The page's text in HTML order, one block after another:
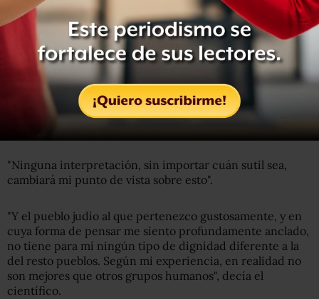
Central Press
El pensamiento de Einstein sobre la religión estuvo muy
influenciado por la obra del filósofo Baruch Spinoza.
"Ninguna interpretación, sin importar cuán sutil sea,
cambiará mi punto de vista sobre esto".
"Y el pueblo judío al que pertenezco gustosamente, y en
cuya forma de pensar me siento profundamente anclado,
no tiene para mí ningún tipo de dignidad diferente a la
del resto pueblos. Según mi experiencia, en realidad no
son mejores que otros grupos humanos", decía el
científico.